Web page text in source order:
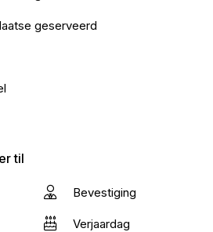
geserveerd
til
Bevestiging
Verjaardag